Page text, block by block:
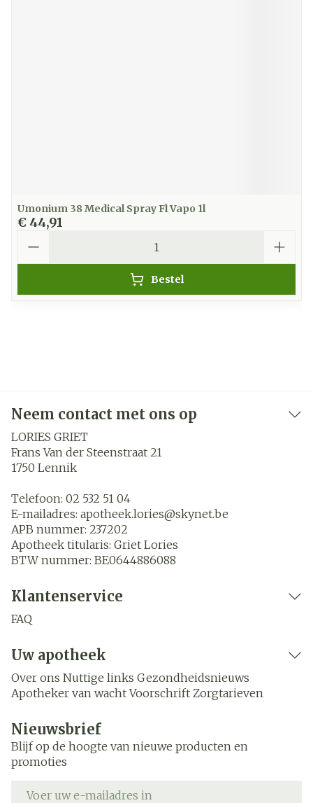
Umonium 38 Medical Spray Fl Vapo 1l
€ 44,91
Bestel
Neem contact met ons op
LORIES GRIET
Frans Van der Steenstraat 21
1750 Lennik
Telefoon: 02 532 51 04
E-mailadres: apotheek.lories@skynet.be
APB nummer: 237202
Apotheek titularis: Griet Lories
BTW nummer: BE0644886088
Klantenservice
FAQ
Uw apotheek
Over ons Nuttige links Gezondheidsnieuws
Apotheker van wacht Voorschrift Zorgtarieven
Nieuwsbrief
Blijf op de hoogte van nieuwe producten en
promoties